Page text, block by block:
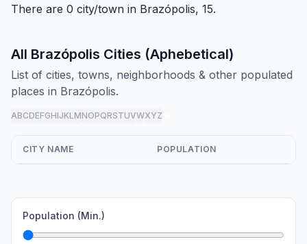
There are 0 city/town in Brazópolis, 15.
All Brazópolis Cities (Aphebetical)
List of cities, towns, neighborhoods & other populated
places in Brazópolis.
ABCDEFGHIJKLMNOPQRSTUVWXYZ
CITY NAME POPULATION
Population (Min.)